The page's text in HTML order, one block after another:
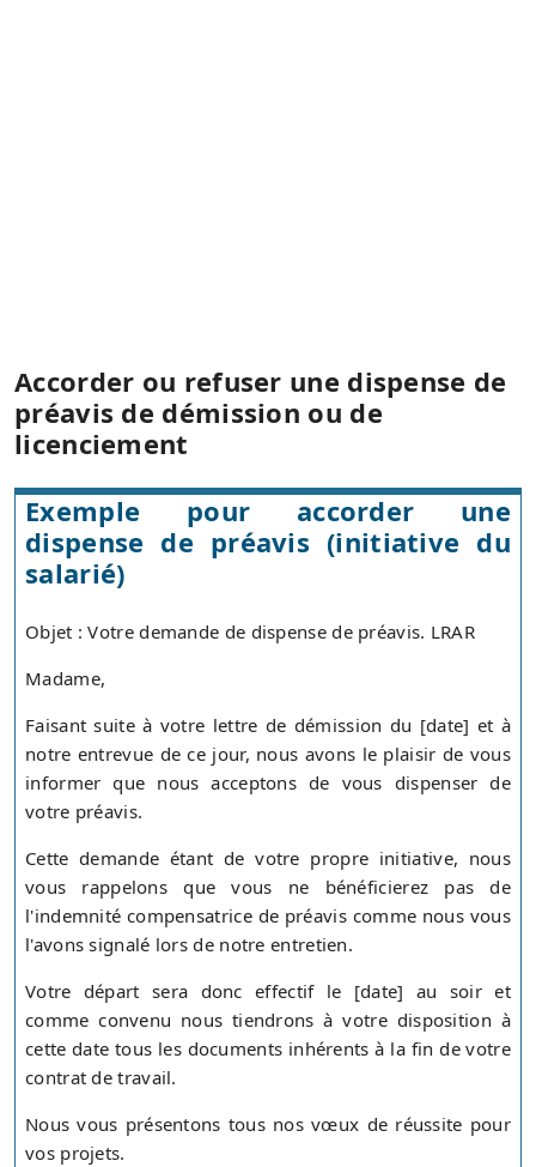
Accorder ou refuser une dispense de
préavis de démission ou de
licenciement
Exemple pour accorder une
dispense de préavis (initiative du
salarié)
Objet : Votre demande de dispense de préavis. LRAR
Madame,
Faisant suite à votre lettre de démission du [date] et à
notre entrevue de ce jour, nous avons le plaisir de vous
informer que nous acceptons de vous dispenser de
votre préavis.
Cette demande étant de votre propre initiative, nous
vous rappelons que vous ne bénéficierez pas de
l'indemnité compensatrice de préavis comme nous vous
l'avons signalé lors de notre entretien.
Votre départ sera donc effectif le [date] au soir et
comme convenu nous tiendrons à votre disposition à
cette date tous les documents inhérents à la fin de votre
contrat de travail.
Nous vous présentons tous nos vœux de réussite pour
vos projets.